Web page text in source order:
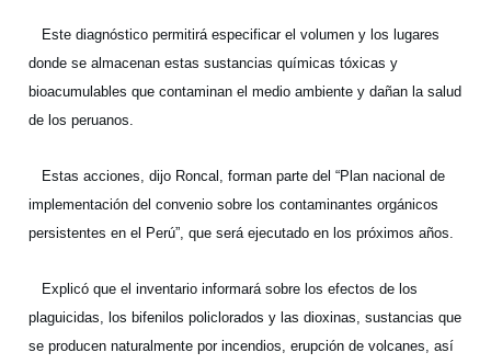
Este diagnóstico permitirá especificar el volumen y los lugares
donde se almacenan estas sustancias químicas tóxicas y
bioacumulables que contaminan el medio ambiente y dañan la salud
de los peruanos.
Estas acciones, dijo Roncal, forman parte del “Plan nacional de
implementación del convenio sobre los contaminantes orgánicos
persistentes en el Perú”, que será ejecutado en los próximos años.
Explicó que el inventario informará sobre los efectos de los
plaguicidas, los bifenilos policlorados y las dioxinas, sustancias que
se producen naturalmente por incendios, erupción de volcanes, así